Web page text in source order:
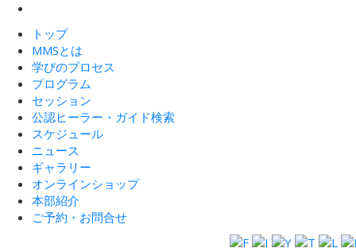
トップ
MMSとは
学びのプロセス
プログラム
セッション
公認ヒーラー・ガイド検索
スケジュール
ニュース
ギャラリー
オンラインショップ
本部紹介
ご予約・お問合せ